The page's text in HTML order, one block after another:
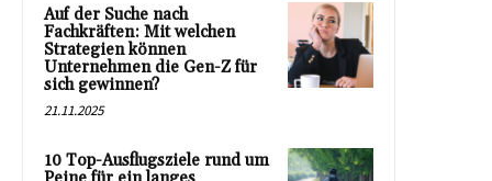
Auf der Suche nach
Fachkräften: Mit welchen
Strategien können
Unternehmen die Gen-Z für
sich gewinnen?
21.11.2025
10 Top-Ausflugsziele rund um